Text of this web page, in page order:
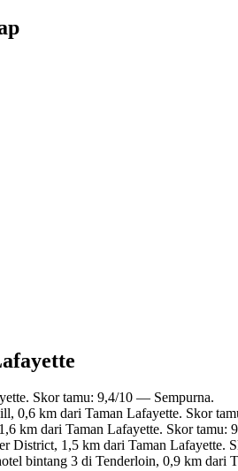
Skor tamu: 9,4/10 — Sempurna.
0,6 km dari Taman Lafayette. Skor
km dari Taman Lafayette. Skor tamu:
District, 1,5 km dari Taman Lafayette.
bintang 3 di Tenderloin, 0,9 km dari